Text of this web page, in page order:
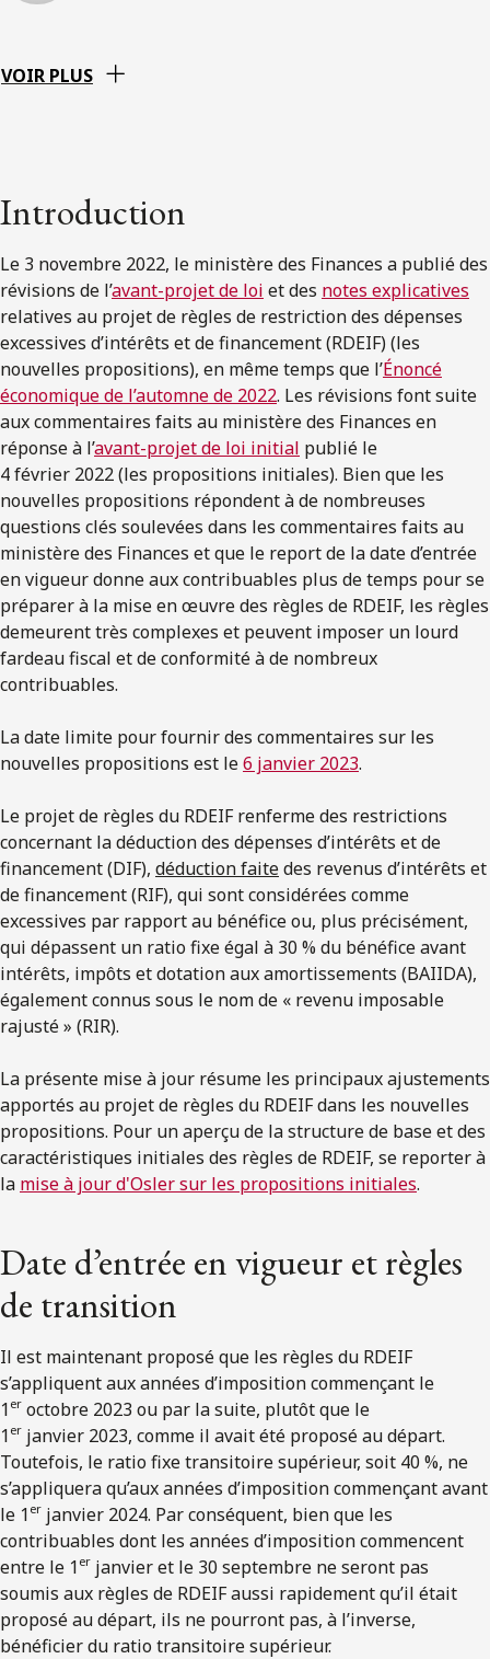
VOIR PLUS
Introduction
Le 3 novembre 2022, le ministère des Finances a publié des
révisions de l’avant-projet de loi et des notes explicatives
relatives au projet de règles de restriction des dépenses
excessives d’intérêts et de financement (RDEIF) (les
nouvelles propositions), en même temps que l’Énoncé
économique de l’automne de 2022. Les révisions font suite
aux commentaires faits au ministère des Finances en
réponse à l’avant-projet de loi initial publié le
4 février 2022 (les propositions initiales). Bien que les
nouvelles propositions répondent à de nombreuses
questions clés soulevées dans les commentaires faits au
ministère des Finances et que le report de la date d’entrée
en vigueur donne aux contribuables plus de temps pour se
préparer à la mise en œuvre des règles de RDEIF, les règles
demeurent très complexes et peuvent imposer un lourd
fardeau fiscal et de conformité à de nombreux
contribuables.
La date limite pour fournir des commentaires sur les
nouvelles propositions est le6 janvier 2023.
Le projet de règles du RDEIF renferme des restrictions
concernant la déduction des dépenses d’intérêts et de
financement (DIF), déduction faitedes revenus d’intérêts et
de financement (RIF), qui sont considérées comme
excessives par rapport au bénéfice ou, plus précisément,
qui dépassent un ratio fixe égal à 30 % du bénéfice avant
intérêts, impôts et dotation aux amortissements (BAIIDA),
également connus sous le nom de « revenu imposable
rajusté » (RIR).
La présente mise à jour résume les principaux ajustements
apportés au projet de règles du RDEIF dans les nouvelles
propositions. Pour un aperçu de la structure de base et des
caractéristiques initiales des règles de RDEIF, se reporter à
la mise à jour d'Osler sur les propositions initiales.
Date d’entrée en vigueur et règles
de transition
Il est maintenant proposé que les règles du RDEIF
s’appliquent aux années d’imposition commençant le
1 er octobre 2023 ou par la suite, plutôt que le
1 er janvier 2023, comme il avait été proposé au départ.
Toutefois, le ratio fixe transitoire supérieur, soit 40 %, ne
s’appliquera qu’aux années d’imposition commençant avant
le 1 er janvier 2024. Par conséquent, bien que les
contribuables dont les années d’imposition commencent
entre le 1 er janvier et le 30 septembre ne seront pas
soumis aux règles de RDEIF aussi rapidement qu’il était
proposé au départ, ils ne pourront pas, à l’inverse,
bénéficier du ratio transitoire supérieur.